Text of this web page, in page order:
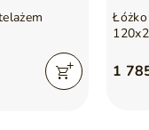
1